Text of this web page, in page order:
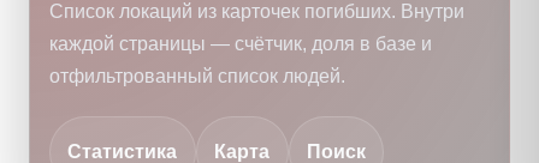
Список локаций из карточек погибших. Внутри
каждой страницы — счётчик, доля в базе и
отфильтрованный список людей.
Статистика Карта Поиск